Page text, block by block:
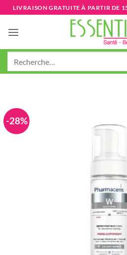
Passer
au
contenu
LIVRAISON GRATUITE À PARTIR DE
-28%